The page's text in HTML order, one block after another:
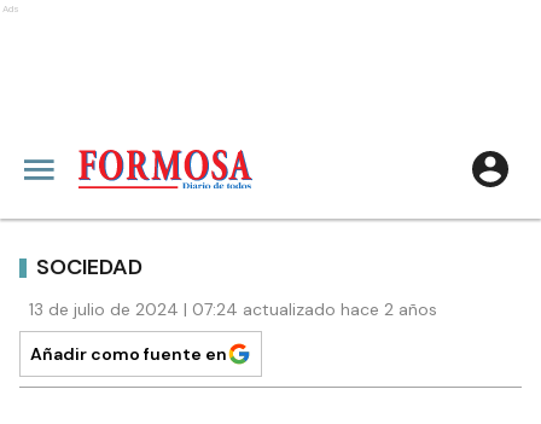
Ads
SOCIEDAD
13 de julio de 2024 | 07:24 actualizado hace 2 años
Añadir como fuente en